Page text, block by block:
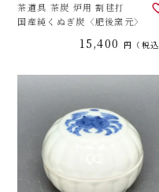
茶道具 茶炭 炉用 割毬打
国産純くぬぎ炭〈肥後窯元〉
15,400 税込